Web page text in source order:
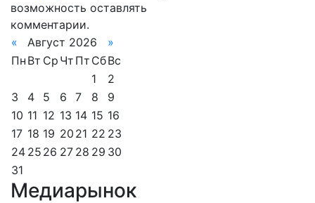
возможность оставлять
комментарии.
«
Август 2026
»
Пн Вт Ср Чт Пт СбВс
1
2
3
4 5 6 7 8
9
10 11 12 13 14 15 16
17 18 19 20 21 22 23
24 25 26 27 28 29 30
31
Медиарынок